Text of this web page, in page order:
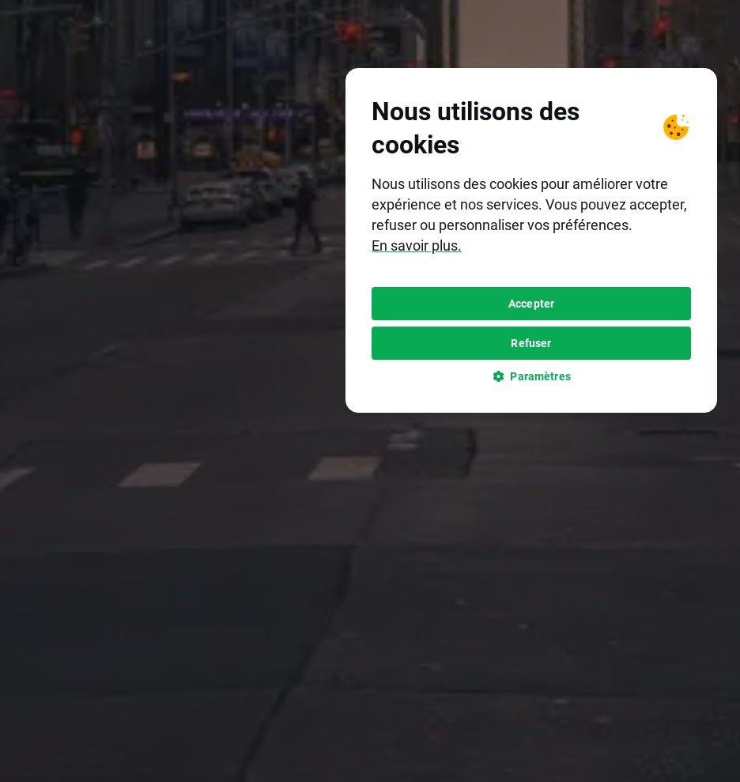
Nous utilisons des
cookies
Nous utilisons des cookies pour améliorer votre
expérience et nos services. Vous pouvez accepter,
refuser ou personnaliser vos préférences.
En savoir plus.
Accepter
Refuser
Paramètres